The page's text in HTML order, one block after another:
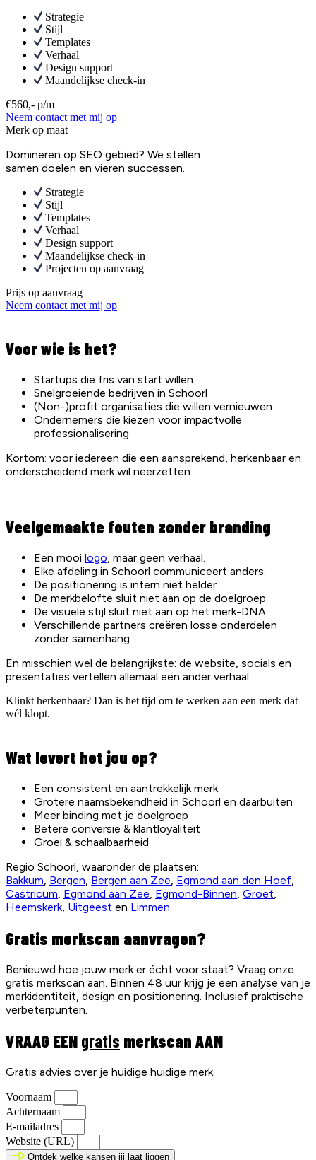
Strategie
Stijl
Templates
Verhaal
Design support
Maandelijkse check-in
€560,- p/m
Neem contact met mij op
Merk op maat
Domineren op SEO gebied? We stellen
samen doelen en vieren successen.
Strategie
Stijl
Templates
Verhaal
Design support
Maandelijkse check-in
Projecten op aanvraag
Prijs op aanvraag
Neem contact met mij op
Voor wie is het?
Startups die fris van start willen
Snelgroeiende bedrijven in Schoorl
(Non-)profit organisaties die willen vernieuwen
Ondernemers die kiezen voor impactvolle
professionalisering
Kortom: voor iedereen die een aansprekend, herkenbaar en
onderscheidend merk wil neerzetten.
Veelgemaakte fouten zonder branding
Een mooi logo, maar geen verhaal.
Elke afdeling in Schoorl communiceert anders.
De positionering is intern niet helder.
De merkbelofte sluit niet aan op de doelgroep.
De visuele stijl sluit niet aan op het merk-DNA.
Verschillende partners creëren losse onderdelen
zonder samenhang.
En misschien wel de belangrijkste: de website, socials en
presentaties vertellen allemaal een ander verhaal.
Klinkt herkenbaar? Dan is het tijd om te werken aan een merk dat
wél klopt.
Wat levert het jou op?
Een consistent en aantrekkelijk merk
Grotere naamsbekendheid in Schoorl en daarbuiten
Meer binding met je doelgroep
Betere conversie & klantloyaliteit
Groei & schaalbaarheid
Regio Schoorl, waaronder de plaatsen:
Bakkum, Bergen, Bergen aan Zee, Egmond aan den Hoef,
Castricum, Egmond aan Zee, Egmond-Binnen, Groet,
Heemskerk, Uitgeest en Limmen.
Gratis merkscan aanvragen?
Benieuwd hoe jouw merk er écht voor staat? Vraag onze
gratis merkscan aan. Binnen 48 uur krijg je een analyse van je
merkidentiteit, design en positionering. Inclusief praktische
verbeterpunten.
VRAAG EEN gratis merkscan AAN
Gratis advies over je huidige huidige merk
Voornaam
Achternaam
E-mailadres
Website (URL)
Ontdek welke kansen jij laat liggen